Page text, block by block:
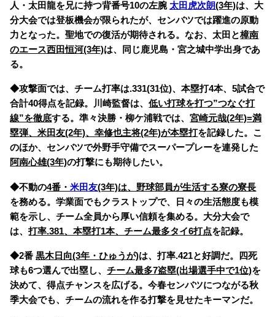
人・太田龍を兄に持つ背番号10の左腕 太田虎次朗(3年)は、大
分大会では登板機会が限られたが、センバツでは躍進の原動
力となった。聖地での復活が期待される。なお、太田と樟南
のエース西田恒河(3年)は、同じ鹿児島・宮之城中学出身であ
る。
◆攻撃面では、チーム打率は.331(31位)、本塁打4本、5試合で
合計40得点を記録。川崎監督は、低い打球を打つ”つなぐ打
線”を徹底する。準々決勝・柳ケ浦戦では、宮崎元哉(2年)=満
塁弾、米田友(2年)、幸修也主将(2年)が本塁打を記録した。こ
のほか、 センバツで外野手守備でスーパープレーを連発した
阿南心雄(3年)の打撃にも期待したい。
◆不動の4番・米田友(3年)は、野球部員が生活する寮の寮長
を務める。学業面でもクラストップで、日々の生活態度も模
範を示し、チーム全員から厚い信頼を集める。大分大会で
は、打率.381、本塁打1本、チーム最多タイ6打点を記録。
◆2番黒木日向(3年・ひゅうが)は、打率.421と好調だ。四死
球も6つ選んで出塁し、チーム最多7盗塁(出場選手中で1位)を
決めて、得点チャンスを広げる。今春センバツにつながる秋
季大会でも、チームの流れを作る打撃を見せたキーマンだ。